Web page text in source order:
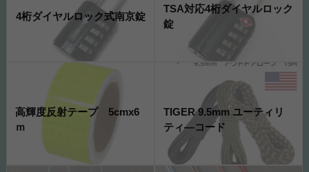
4桁ダイヤルロック式南京錠
TSA対応4桁ダイヤルロック
錠
高輝度反射テープ 5cmx6
ｍ
TIGER 9.5mm ユーティリ
ティ―コード